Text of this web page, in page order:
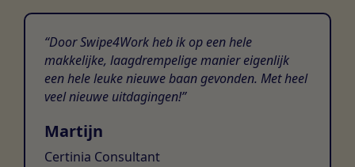
Door Swipe4Work heb ik op een hele
makkelijke, laagdrempelige manier eigenlijk
een hele leuke nieuwe baan gevonden. Met heel
veel nieuwe uitdagingen!
Martijn
Certinia Consultant